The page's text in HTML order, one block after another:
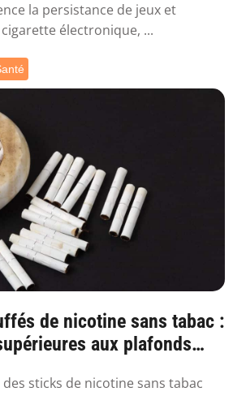
la persistance de jeux et
électronique, ...
de nicotine sans tabac :
aux plafonds
sticks de nicotine sans tabac